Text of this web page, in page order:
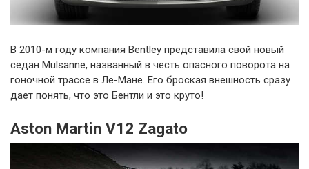
В 2010-м году компания Bentley представила свой новый
седан Mulsanne, названный в честь опасного поворота на
гоночной трассе в Ле-Мане. Его броская внешность сразу
дает понять, что это Бентли и это круто!
Aston Martin V12 Zagato